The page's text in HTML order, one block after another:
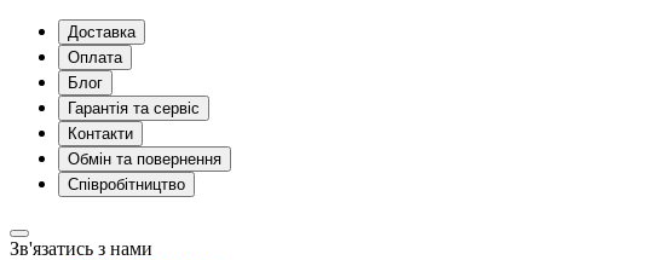
Доставка
Оплата
Блог
Гарантія та сервіс
Контакти
Обмін та повернення
Співробітництво
Зв'язатись з нами